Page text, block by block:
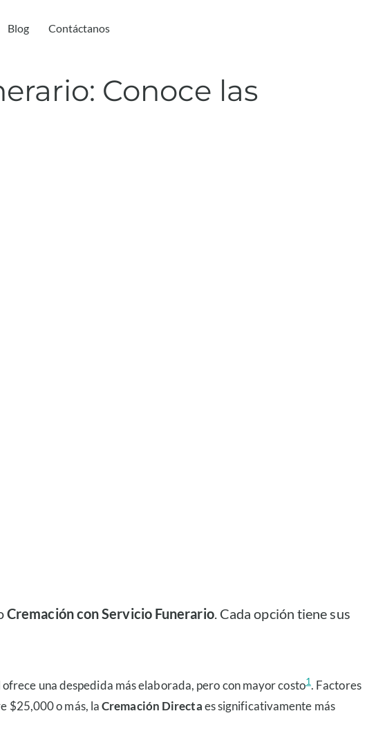
Blog Contáctanos
Conoce las
Cremación con Servicio Funerario. Cada opción tiene sus
una despedida más elaborada, pero con mayor costo1. Factores
$25,000 o más, laCremación Directaes significativamente más